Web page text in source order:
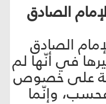
الصادق
الصادق
في أنّها لم
على خصوص
وإنّما